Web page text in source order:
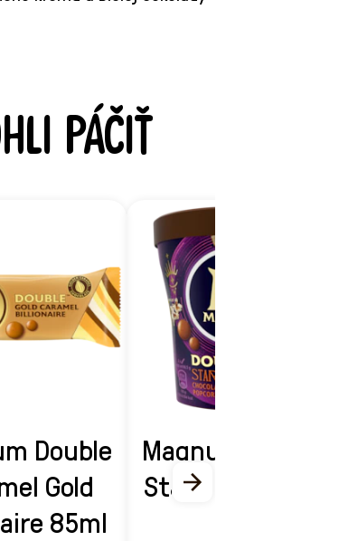
páčiť
Double
Gold
85ml
Magnum Double
Starchaser 440